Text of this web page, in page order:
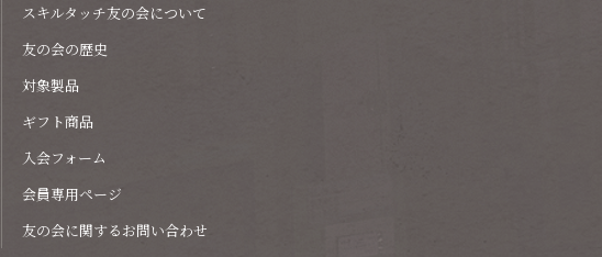
スキルタッチ友の会について
友の会の歴史
対象製品
ギフト商品
入会フォーム
会員専用ページ
友の会に関するお問い合わせ